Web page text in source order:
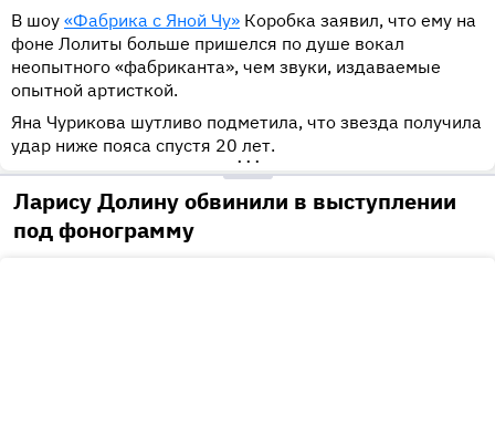
В шоу «Фабрика с Яной Чу» Коробка заявил, что ему на
фоне Лолиты больше пришелся по душе вокал
неопытного «фабриканта», чем звуки, издаваемые
опытной артисткой.
Яна Чурикова шутливо подметила, что звезда получила
удар ниже пояса спустя 20 лет.
•••
Ларису Долину обвинили в выступлении
под фонограмму